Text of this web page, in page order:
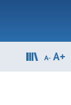
A- A+